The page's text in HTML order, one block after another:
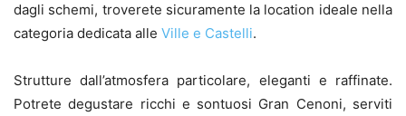
dagli schemi, troverete sicuramente la location ideale nella
categoria dedicata alle Ville e Castelli.
Strutture dall’atmosfera particolare, eleganti e raffinate.
Potrete degustare ricchi e sontuosi Gran Cenoni, serviti